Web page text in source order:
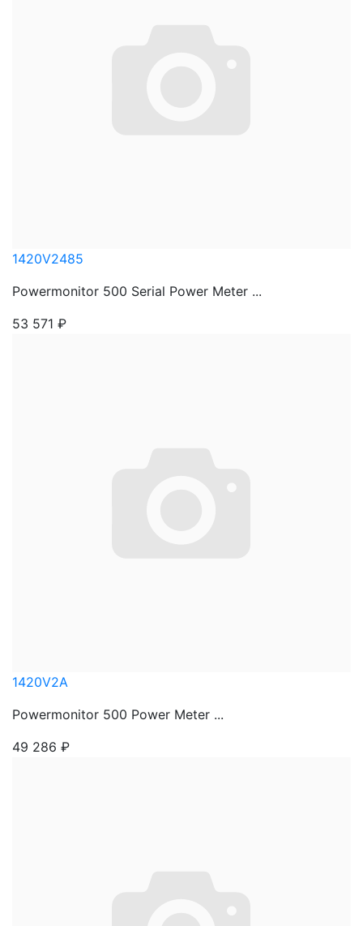
1420V2485
Powermonitor 500 Serial Power Meter ...
53 571 ₽
1420V2A
Powermonitor 500 Power Meter ...
49 286 ₽